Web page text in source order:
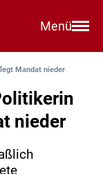
Menü
Mandat nieder
nieder